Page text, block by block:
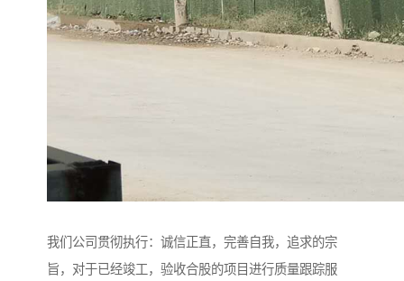
我们公司贯彻执行：诚信正直，完善自我，追求的宗
旨，对于已经竣工，验收合股的项目进行质量跟踪服